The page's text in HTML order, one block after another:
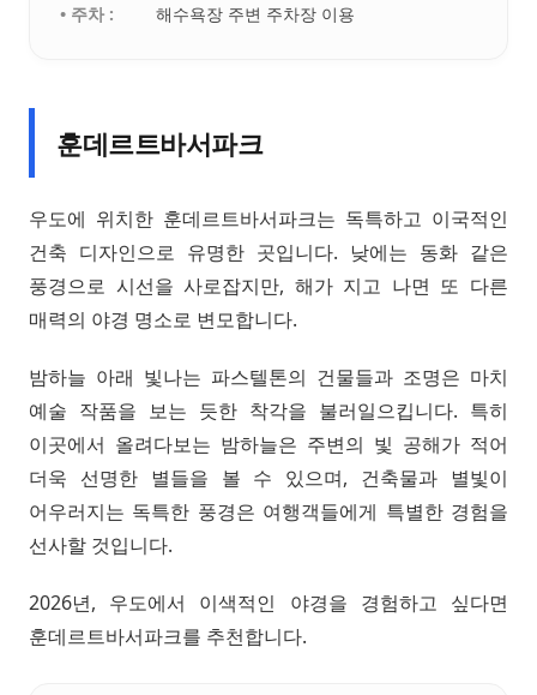
• 주차 : 해수욕장 주변 주차장 이용
훈데르트바서파크
우도에 위치한 훈데르트바서파크는 독특하고 이국적인
건축 디자인으로 유명한 곳입니다. 낮에는 동화 같은
풍경으로 시선을 사로잡지만, 해가 지고 나면 또 다른
매력의 야경 명소로 변모합니다.
밤하늘 아래 빛나는 파스텔톤의 건물들과 조명은 마치
예술 작품을 보는 듯한 착각을 불러일으킵니다. 특히
이곳에서 올려다보는 밤하늘은 주변의 빛 공해가 적어
더욱 선명한 별들을 볼 수 있으며, 건축물과 별빛이
어우러지는 독특한 풍경은 여행객들에게 특별한 경험을
선사할 것입니다.
2026년, 우도에서 이색적인 야경을 경험하고 싶다면
훈데르트바서파크를 추천합니다.